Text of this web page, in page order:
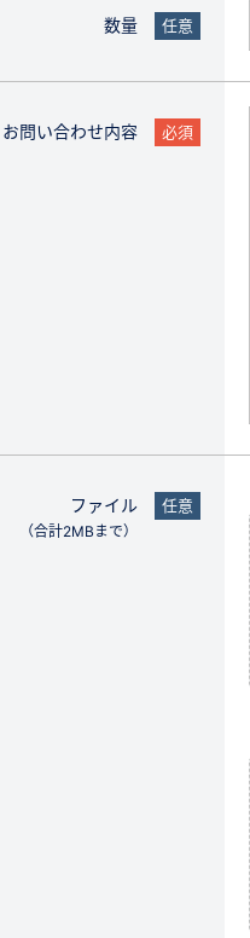
数量 任意
お問い合わせ内容 必須
ファイル
（合計2MBまで）
任意